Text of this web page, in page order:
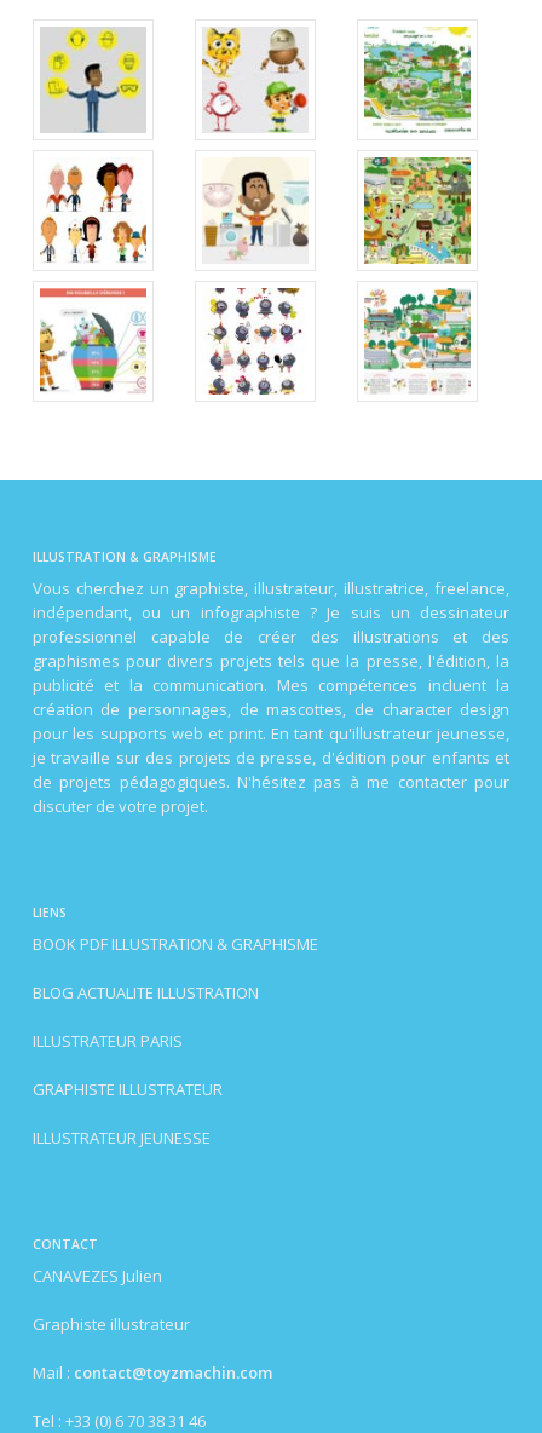
ILLUSTRATION & GRAPHISME
Vous cherchez un graphiste, illustrateur, illustratrice, freelance,
indépendant, ou un infographiste ? Je suis un dessinateur
professionnel capable de créer des illustrations et des
graphismes pour divers projets tels que la presse, l'édition, la
publicité et la communication. Mes compétences incluent la
création de personnages, de mascottes, de character design
pour les supports web et print. En tant qu'illustrateur jeunesse,
je travaille sur des projets de presse, d'édition pour enfants et
de projets pédagogiques. N'hésitez pas à me contacter pour
discuter de votre projet.
LIENS
BOOK PDF ILLUSTRATION & GRAPHISME
BLOG ACTUALITE ILLUSTRATION
ILLUSTRATEUR PARIS
GRAPHISTE ILLUSTRATEUR
ILLUSTRATEUR JEUNESSE
CONTACT
CANAVEZES Julien
Graphiste illustrateur
Mail : contact@toyzmachin.com
Tel : +33 (0) 6 70 38 31 46